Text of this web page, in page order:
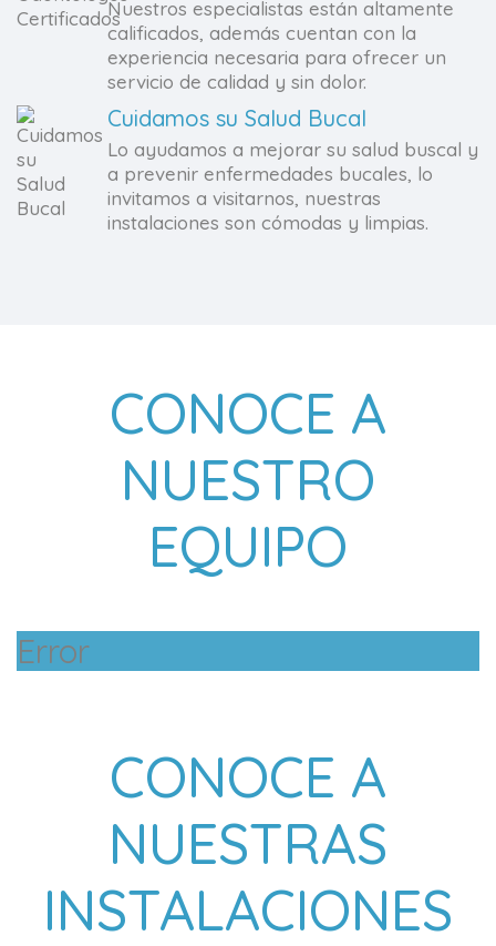
Nuestros especialistas están altamente
calificados, además cuentan con la
experiencia necesaria para ofrecer un
servicio de calidad y sin dolor.
Cuidamos su Salud Bucal
Lo ayudamos a mejorar su salud buscal y
a prevenir enfermedades bucales, lo
invitamos a visitarnos, nuestras
instalaciones son cómodas y limpias.
CONOCE A
NUESTRO
EQUIPO
Error
CONOCE A
NUESTRAS
INSTALACIONES